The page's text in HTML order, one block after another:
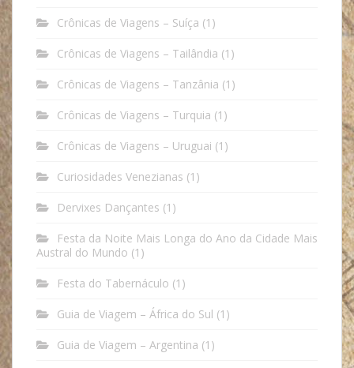
Crônicas de Viagens – Suíça (1)
Crônicas de Viagens – Tailândia (1)
Crônicas de Viagens – Tanzânia (1)
Crônicas de Viagens – Turquia (1)
Crônicas de Viagens – Uruguai (1)
Curiosidades Venezianas (1)
Dervixes Dançantes (1)
Festa da Noite Mais Longa do Ano da Cidade Mais
Austral do Mundo (1)
Festa do Tabernáculo (1)
Guia de Viagem – África do Sul (1)
Guia de Viagem – Argentina (1)